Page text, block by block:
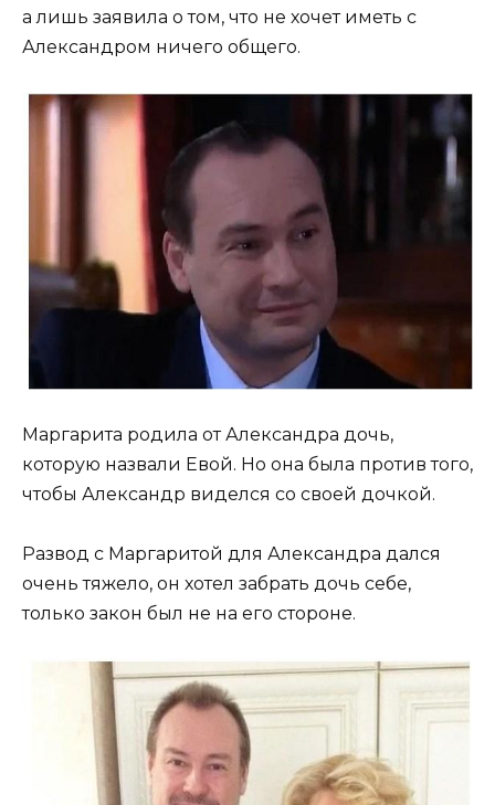
а лишь заявила о том, что не хочет иметь с
Александром ничего общего.
Маргарита родила от Александра дочь,
которую назвали Евой. Но она была против того,
чтобы Александр виделся со своей дочкой.
Развод с Маргаритой для Александра дался
очень тяжело, он хотел забрать дочь себе,
только закон был не на его стороне.